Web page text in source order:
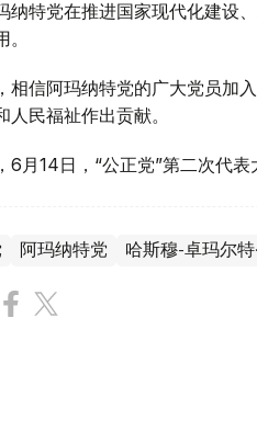
纳特党在推进国家现代化建设
相信阿玛纳特党的广大党员加
民福祉作出贡献。
6月14日，“公正党”第二次代表
阿玛纳特党 哈斯穆-卓玛尔特